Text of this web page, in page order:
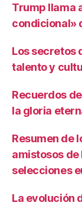
Trump llama
condicional»
Los secretos
talento y
Recuerdos
la gloria
Resumen de
amistosos
selecciones
La evolución